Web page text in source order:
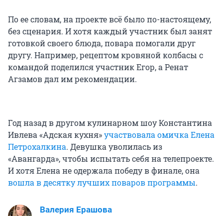
По ее словам, на проекте всё было по-настоящему,
без сценария. И хотя каждый участник был занят
готовкой своего блюда, повара помогали друг
другу. Например, рецептом кровяной колбасы с
командой поделился участник Егор, а Ренат
Агзамов дал им рекомендации.
Год назад в другом кулинарном шоу Константина
Ивлева «Адская кухня»участвовала омичка Елена
Петрохалкина. Девушка уволилась из
«Авангарда», чтобы испытать себя на телепроекте.
И хотя Елена не одержала победу в финале, она
вошла в десятку лучших поваров программы.
Валерия Ерашова